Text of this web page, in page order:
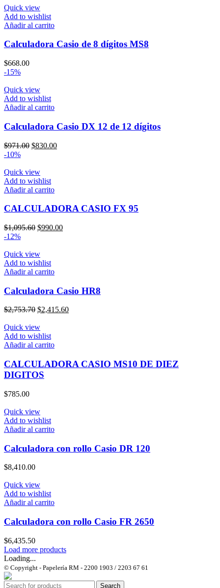
Quick view
Add to wishlist
Añadir al carrito
Calculadora Casio de 8 dígitos MS8
$668.00
-15%
Quick view
Add to wishlist
Añadir al carrito
Calculadora Casio DX 12 de 12 dígitos
$971.00 El
era:
$971.00.
$830.00El
-10%
Quick view
Add to wishlist
Añadir al carrito
CALCULADORA CASIO FX 95
$1,095.60 El
era:
$1,095.60.
$990.00El
-12%
Quick view
Add to wishlist
Añadir al carrito
Calculadora Casio HR8
$2,753.70 El
original
era:
$2,753.70.
$2,415.60El
Quick view
Add to wishlist
Añadir al carrito
CALCULADORA CASIO MS10 DE DIEZ
DIGITOS
$785.00
Quick view
Add to wishlist
Añadir al carrito
Calculadora con rollo Casio DR 120
$8,410.00
Quick view
Add to wishlist
Añadir al carrito
Calculadora con rollo Casio FR 2650
$6,435.50
Load more products
Loading...
© Copyright - Papelería RM - 2200 1903 / 2203 67 61
Search